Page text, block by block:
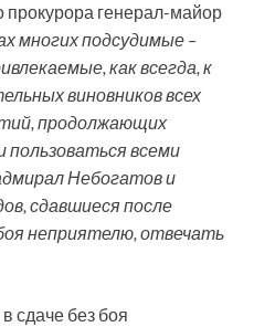
прокурора генерал-майор
многих подсудимые –
как всегда, к
виновников всех
продолжающих
всеми
Небогатов и
сдавшиеся после
неприятелю, отвечать
сдаче без боя